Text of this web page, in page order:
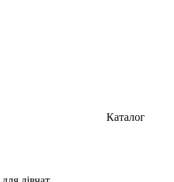
Каталог